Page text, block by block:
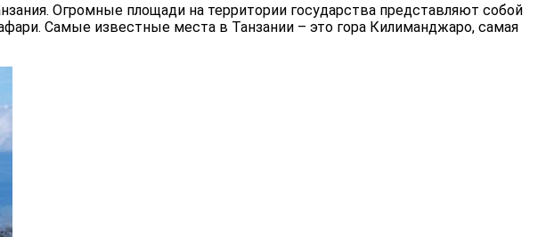
Огромные площади на территории государства представляют собой
Самые известные места в Танзании – это гора Килиманджаро, самая